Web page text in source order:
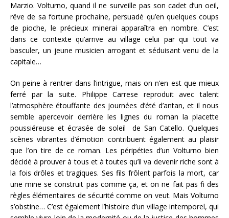
Marzio. Volturno, quand il ne surveille pas son cadet d’un oeil,
rêve de sa fortune prochaine, persuadé qu’en quelques coups
de pioche, le précieux minerai apparaîtra en nombre. C’est
dans ce contexte qu’arrive au village celui par qui tout va
basculer, un jeune musicien arrogant et séduisant venu de la
capitale…
On peine à rentrer dans l’intrigue, mais on n’en est que mieux
ferré par la suite. Philippe Carrese reproduit avec talent
l’atmosphère étouffante des journées d’été d’antan, et il nous
semble apercevoir derrière les lignes du roman la placette
poussiéreuse et écrasée de soleil de San Catello. Quelques
scènes vibrantes d’émotion contribuent également au plaisir
que l’on tire de ce roman. Les péripéties d’un Volturno bien
décidé à prouver à tous et à toutes qu’il va devenir riche sont à
la fois drôles et tragiques. Ses fils frôlent parfois la mort, car
une mine se construit pas comme ça, et on ne fait pas fi des
règles élémentaires de sécurité comme on veut. Mais Volturno
s’obstine… C’est également l’histoire d’un village intemporel, qui